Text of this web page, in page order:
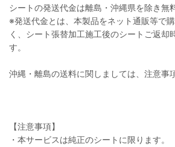
シートの発送代金は離島・沖縄県を除き無
※発送代金とは、本製品をネット通販等で
く、シート張替加工施工後のシートご返却
す。
沖縄・離島の送料に関しましては、注意事
【注意事項】
・本サービスは純正のシートに限ります。